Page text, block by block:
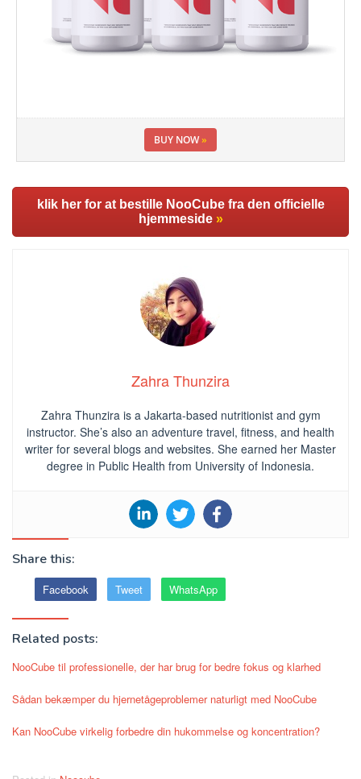
BUY NOW»
klik her for at bestille NooCube fra den officielle
hjemmeside »
Zahra Thunzira
Zahra Thunzira is a Jakarta-based nutritionist and gym
instructor. She’s also an adventure travel, fitness, and health
writer for several blogs and websites. She earned her Master
degree in Public Health from University of Indonesia.
Share this:
Facebook Tweet WhatsApp
Related posts:
NooCube til professionelle, der har brug for bedre fokus og klarhed
Sådan bekæmper du hjernetågeproblemer naturligt med NooCube
Kan NooCube virkelig forbedre din hukommelse og koncentration?